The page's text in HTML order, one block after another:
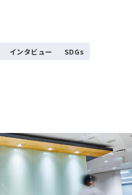
インタビュー
SDGs